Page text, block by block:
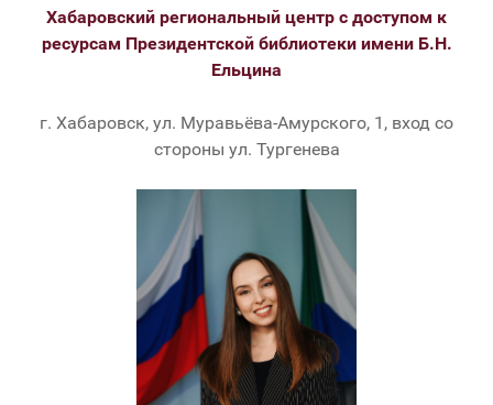
Хабаровский региональный центр с доступом к
ресурсам Президентской библиотеки имени Б.Н.
Ельцина
г. Хабаровск, ул. Муравьёва-Амурского, 1, вход со
стороны ул. Тургенева